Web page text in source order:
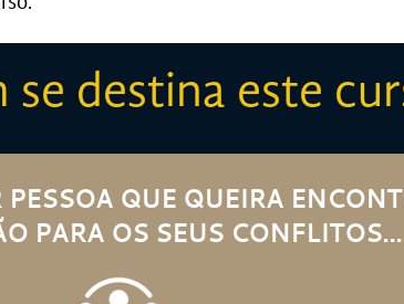
QUE QUEIRA
PARA OS SEUS CONFLITOS...
se destina este